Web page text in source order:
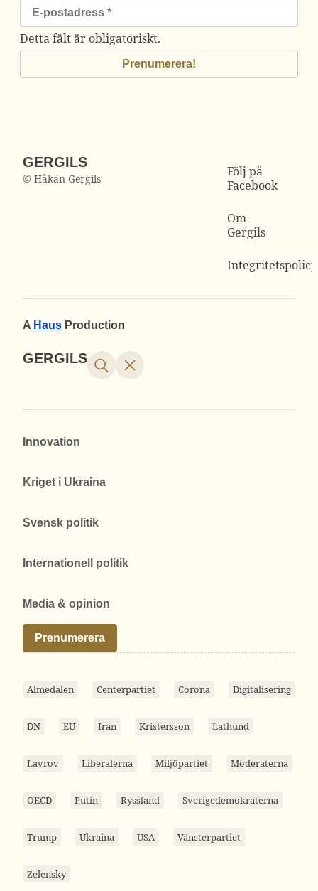
Detta fält är obligatoriskt.
GERGILS
© Håkan Gergils
Följ på
Facebook
Om
Gergils
Integritetspolicy
A Haus Production
GERGILS
Innovation
Kriget i Ukraina
Svensk politik
Internationell politik
Media & opinion
Prenumerera
Almedalen Centerpartiet Corona Digitalisering
DN EU Iran Kristersson Lathund
Lavrov Liberalerna Miljöpartiet Moderaterna
OECD Putin Ryssland Sverigedemokraterna
Trump Ukraina USA Vänsterpartiet
Zelensky